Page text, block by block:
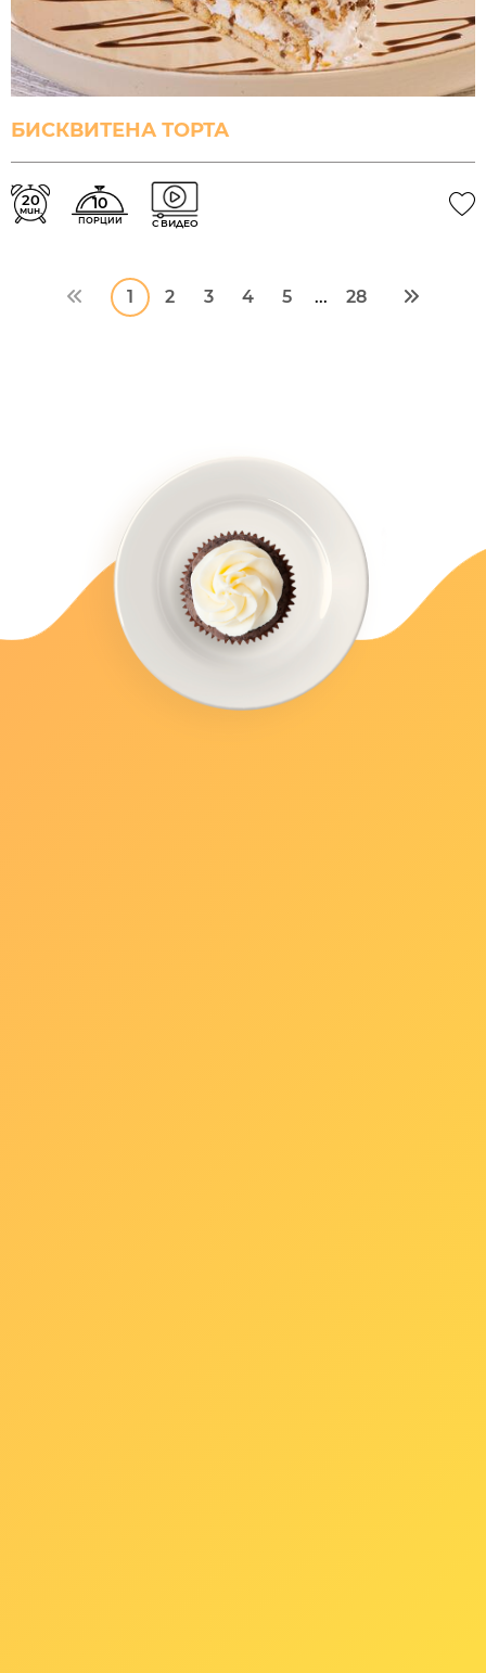
БИСКВИТЕНА ТОРТА
20
мин. 10
ПОРЦИИ С ВИДЕО
1 2 3 4 5 ... 28